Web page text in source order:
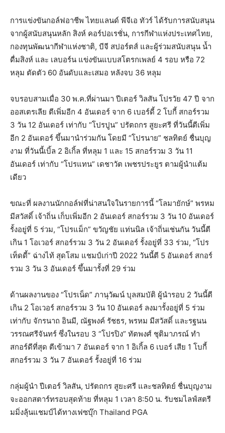
การแข่งขันกอล์ฟอาชีพ ไทยแลนด์ พีจีเอ ทัวร์ ได้รับการสนับสนุน
จากผู้สนับสนุนหลัก สิงห์ คอร์ปอเรชั่น, การกีฬาแห่งประเทศไทย,
กองทุนพัฒนากีฬาแห่งชาติ, บีจี สปอร์ตส์ และผู้ร่วมสนับสนุน น้ำ
ดื่มสิงห์ และ เลบอร์น แข่งขันแบบสโตรกเพลย์ 4 รอบ หรือ 72
หลุม ตัดตัว 60 อันดับและเสมอ หลังจบ 36 หลุม
จบรอบสามเมื่อ 30 พ.ค.ที่ผ่านมา ปีเตอร์ วิลสัน โปรวัย 47 ปี จาก
ออสเตรเลีย ตีเพิ่มอีก 4 อันเดอร์ จาก 6 เบอร์ดี้ 2 โบกี้ สกอร์รวม
3 วัน 12 อันเดอร์ เท่ากับ “โปรปูน” ปรัตถกร สูยะศรี ที่วันนี้ตีเพิ่ม
อีก 2 อันเดอร์ ขึ้นมานำร่วมกัน โดยมี “โปรนาย” ชลทิตย์ ชื่นบุญ
งาม ที่วันนี้เบิ้ล 2 อิเกิ้ล ที่หลุม 1 และ 15 สกอร์รวม 3 วัน 11
อันเดอร์ เท่ากับ “โปรแทน” เดชาวัต เพชรประยูร ตามผู้นำแต้ม
เดียว
ขณะที่ ผลงานนักกอล์ฟที่น่าสนใจในรายการนี้ “โลมายักษ์” พรหม
มีสวัสดิ์ เจ้าถิ่น เก็บเพิ่มอีก 2 อันเดอร์ สกอร์รวม 3 วัน 10 อันเดอร์
รั้งอยู่ที่ 5 ร่วม, “โปรแม็ก” ขวัญชัย แท่นนิล เจ้าถิ่นเช่นกัน วันนี้ตี
เกิน 1 โอเวอร์ สกอร์รวม 3 วัน 2 อันเดอร์ รั้งอยู่ที่ 33 ร่วม, “โปร
เท็ดดี้” ฉ่างไท้ สุดโสม แชมป์เก่าปี 2022 วันนี้ตี 5 อันเดอร์ สกอร์
รวม 3 วัน 3 อันเดอร์ ขึ้นมารั้งที่ 29 ร่วม
ด้านผลงานของ “โปรเน็ด” ภานุวัฒน์ บุลสมบัติ ผู้นำรอบ 2 วันนี้ตี
เกิน 2 โอเวอร์ สกอร์รวม 3 วัน 10 อันเดอร์ ลงมารั้งอยู่ที่ 5 ร่วม
เท่ากับ จักรนาถ อินมี, ณัฐพงค์ รัชธร, พรหม มีสวัสดิ์ และรฐนน
วรรณศรีจันทร์ ซึ่งในรอบ 3 “โปรปิง” ทัตพงศ์ ชุติมาภรณ์ ทำ
สกอร์ดีที่สุด ตีเข้ามา 7 อันเดอร์ จาก 1 อิเกิ้ล 6 เบอร์ เสีย 1 โบกี้
สกอร์รวม 3 วัน 7 อันเดอร์ รั้งอยู่ที่ 16 ร่วม
กลุ่มผู้นำ ปีเตอร์ วิลสัน, ปรัตถกร สูยะศรี และชลทิตย์ ชื่นบุญงาม
จะออกสตาร์ทรอบสุดท้าย ที่หลุม 1 เวลา 8:50 น. รับชมไลฟ์สตรี
มมิ่งลุ้นแชมป์ได้ทางเฟซบุ๊ก Thailand PGA